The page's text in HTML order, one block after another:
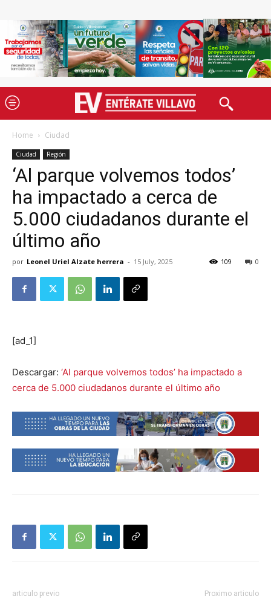
Home Ciudad
Ciudad Región
‘Al parque volvemos todos’
ha impactado a cerca de
5.000 ciudadanos durante el
último año
por Leonel Uriel Alzate herrera - 15 July, 2025 0
109
[ad_1]
Descargar: ‘Al parque volvemos todos’ ha impactado a
cerca de 5.000 ciudadanos durante el último año
articulo previo Proximo articulo